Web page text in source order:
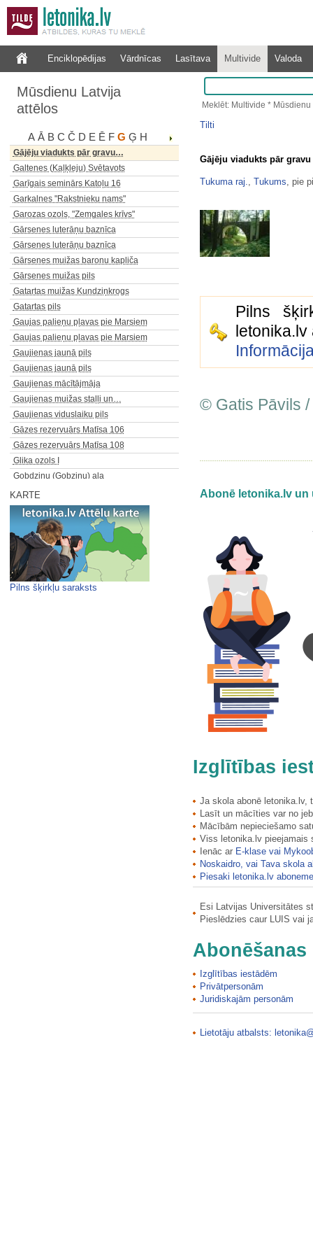
Enciklopēdijas Vārdnīcas Lasītava Multivide Valoda
Mūsdienu Latvija
attēlos
A Ā B C Č D E Ē F G Ģ H
Gaiļukalna kadiķu audzes
Gaiļukalna kadiķu audzes
Gājēju akmens mūra tilts…
Gājēju koka tilts pār Rīvu…
Gājēju mūra tilts pie…
Gājēju tilts pār Gauju Valmierā
Gājēju tilts pār pilsētas…
Gājēju viadukts pār gravu…
Galtenes (Kaļķleju) Svētavots
Garīgais seminārs Katoļu 16
Garkalnes "Rakstnieku nams"
Garozas ozols, "Zemgales krīvs"
Gārsenes luterāņu baznīca
Gārsenes luterāņu baznīca
Gārsenes muižas baronu kapliča
Gārsenes muižas pils
Gatartas muižas Kundziņkrogs
Gatartas pils
Gaujas palieņu pļavas pie Marsiem
Gaujas palieņu pļavas pie Marsiem
Gaujienas jaunā pils
Gaujienas jaunā pils
Gaujienas mācītājmāja
Gaujienas muižas staļļi un…
Gaujienas viduslaiku pils
Gāzes rezervuārs Matīsa 106
Gāzes rezervuārs Matīsa 108
Glika ozols I
Gobdziņu (Gobziņu) ala
Gobdziņu klintis
Gornejiešu (Gornajašu,…
Gostiņu luterāņu baznīca
Gosupes "velns"
Grāmatrūpnieku arodbiedrības…
Grašu muižas pils
Grebenščikova (Pomoras)…
KARTE
Pilns šķirkļu saraksts
Meklēt: Multivide *
Tilti
Gājēju viadukts pār gravu
Tukuma raj. Tukums , pie
Pilns
© Gatis Pāvils /
Abonē letonika.lv un
Izglītības
Ja skola abonē letonika.lv,
Lasīt un mācīties var no
Mācībām nepieciešamo
Viss letonika.lv
Ienāc ar E-klase vai
Noskaidro, vai Tava skola
Piesaki letonika.lv
Esi Latvijas Universitātes
Pieslēdzies caur LUIS vai
Abonēšanas
Izglītības iestādēm
Privātpersonām
Juridiskajām personām
Lietotāju atbalsts: